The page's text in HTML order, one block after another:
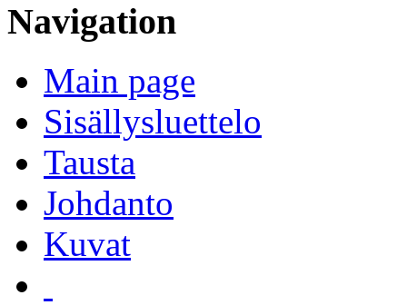
Navigation
Main page
Sisällysluettelo
Tausta
Johdanto
Kuvat